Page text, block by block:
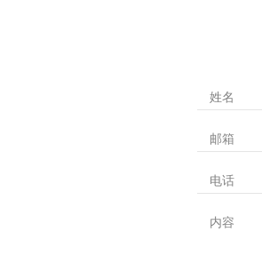
姓名
邮箱
电话
内容